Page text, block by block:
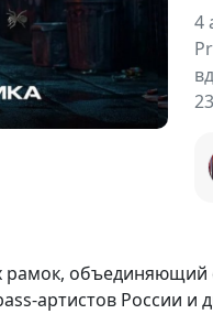
4
объединяющий
артистов России